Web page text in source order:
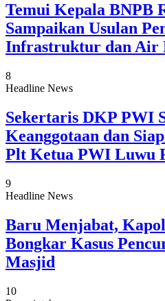
Temui Kepala BNPB
Sampaikan Usulan
Infrastruktur dan Air
8
Headline News
Sekertaris DKP PWI
Keanggotaan dan
Plt Ketua PWI Luwu
9
Headline News
Baru Menjabat,
Bongkar Kasus
Masjid
10